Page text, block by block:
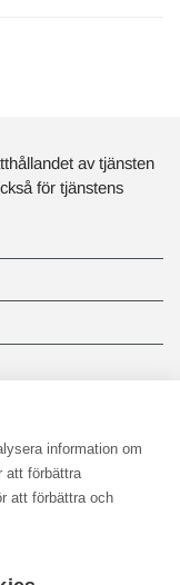
av tjänsten
för tjänstens
information om
att förbättra
att förbättra och